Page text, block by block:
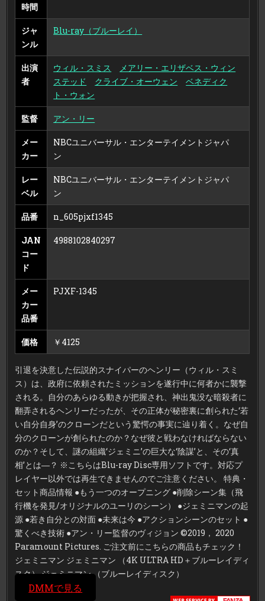
時間
ジャ
ンル
Blu-ray（ブルーレイ）
出演
者
ウィル・スミス
メアリー・エリザベス・ウィン
ステッド
クライブ・オーウェン
ベネディク
ト・ウォン
監督 アン・リー
メー
カー
NBCユニバーサル・エンターテイメントジャパ
ン
レー
ベル
NBCユニバーサル・エンターテイメントジャパ
ン
品番 n_605pjxf1345
JAN
コー
ド
4988102840297
メー
カー
品番
PJXF-1345
価格 ￥4125
引退を決意した伝説的スナイパーのヘンリー（ウィル・スミ
ス）は、政府に依頼されたミッションを遂行中に何者かに襲撃
される。自分のあらゆる動きが把握され、神出鬼没な暗殺者に
翻弄されるヘンリーだったが、その正体が秘密裏に創られた‘若
い自分自身’のクローンだという驚愕の事実に辿り着く。なぜ自
分のクローンが創られたのか？なぜ彼と戦わなければならない
のか？そして、謎の組織‘ジェミニ’の巨大な‘陰謀’と、その‘真
相’とは―？ ※こちらはBlu-ray Disc専用ソフトです。対応プ
レイヤー以外では再生できませんのでご注意ください。 特典・
セット商品情報 ●もう一つのオープニング ●削除シーン集（飛
行機を発見/オリジナルのユーリのシーン） ●ジェミニマンの起
源 ●若き自分との対面 ●未来は今 ●アクションシーンのセット ●
驚くべき技術 ●アン・リー監督のヴィジョン ©2019， 2020
Paramount Pictures. ご注文前にこちらの商品もチェック！
ジェミニマン ジェミニマン （4K ULTRA HD＋ブルーレイディ
スク） ジェミニマン （ブルーレイディスク）
DMMで見る